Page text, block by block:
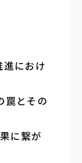
におけ
罠とその
に繋が